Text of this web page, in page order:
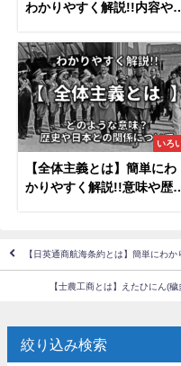
わかりやすく解説!!内容や
いろ
【全体主義とは】簡単にわ
かりやすく解説!!意味や歴
【日英通商航海条約とは】簡単にわ
【士農工商とは】えたひにん(
絞り込み検索